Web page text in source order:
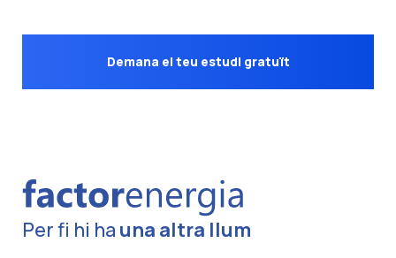
Demana el teu estudi gratuït
Per fi hi ha una altra llum